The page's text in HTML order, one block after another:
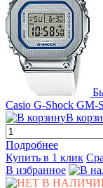
Casio G-Shock GM-
В
Подробнее
Купить в 1 клик
В избранное